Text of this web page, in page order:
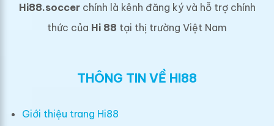
Hi88.soccerchính là kênh đăng ký và hỗ trợ chính
thức của Hi 88 tại thị trường Việt Nam
THÔNG TIN VỀ HI88
Giới thiệu trang Hi88